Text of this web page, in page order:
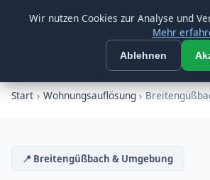
Morgen ab 09:00 Uhr wieder erreichbar
Firma Welz
SEIT ÜBER 26 JAHREN
Start › Wohnungsauflösung ›
📍 Breitengüßbach & Umgebung
Wir nutzen Cookies zur Analyse und
Mehr
Ablehnen